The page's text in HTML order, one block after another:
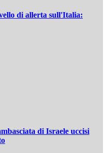
di allerta sull'Italia:
di Israele uccisi